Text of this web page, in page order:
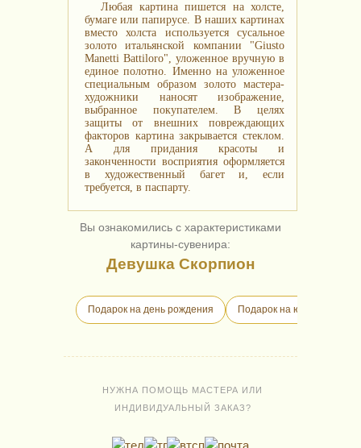
Любая картина пишется на холсте,
бумаге или папирусе. В наших картинах
вместо холста используется сусальное
золото итальянской компании "Giusto
Manetti Battiloro", уложенное вручную в
единое полотно. Именно на уложенное
специальным образом золото мастера-
художники наносят изображение,
выбранное покупателем. В целях
защиты от внешних повреждающих
факторов картина закрывается стеклом.
А для придания красоты и
законченности восприятия оформляется
в художественный багет и, если
требуется, в паспарту.
Вы ознакомились с характеристиками
картины-сувенира:
Девушка Скорпион
Подарок на день рождения Подарок на юбилей
НУЖНА ПОМОЩЬ МАСТЕРА ИЛИ
ИНДИВИДУАЛЬНЫЙ ЗАКАЗ?